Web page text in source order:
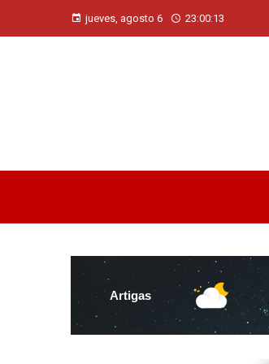
jueves, agosto 6 23:00:15
Artigas